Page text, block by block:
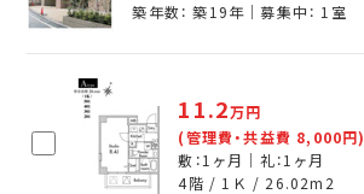
築年数： 築19年｜募集中： 1 室
11.2万円
(管理費・共益費 8,000円)
敷：1ヶ月｜礼：1ヶ月
4階 / 1Ｋ / 26.02m 2